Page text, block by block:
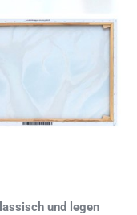
und legen